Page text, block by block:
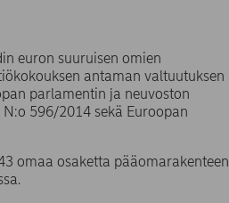
euron suuruisen omien
antaman valtuutuksen
parlamentin ja neuvoston
596/2014 sekä Euroopan
omaa osaketta pääomarakenteen